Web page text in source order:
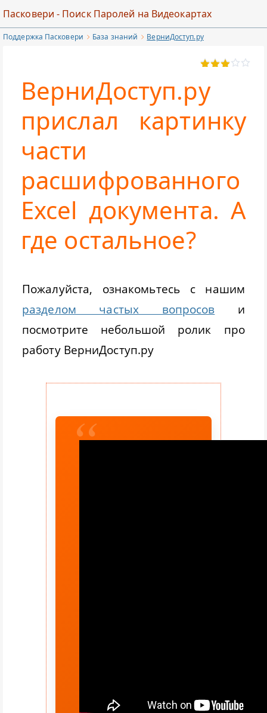
Перейти
основному
Пасковери - Поиск Паролей на Видеокартах
Поддержка Пасковери База знаний ВерниДоступ.ру
ВерниДоступ.ру
прислал картинку
части
расшифрованного
Excel документа. А
где остальное?
Пожалуйста, ознакомьтесь с нашим
разделом частых вопросов и
посмотрите небольшой ролик про
работу ВерниДоступ.ру